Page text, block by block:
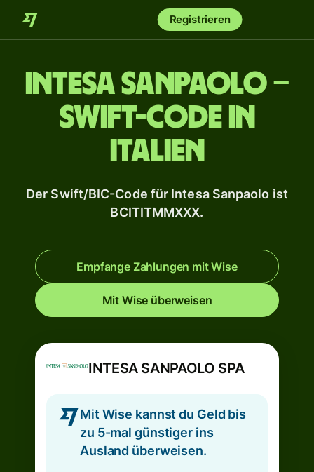
Registrieren
Intesa Sanpaolo –
Swift-Code in
Italien
Der Swift/BIC-Code für Intesa Sanpaolo ist
BCITITMMXXX.
Empfange Zahlungen mit Wise
Mit Wise überweisen
INTESA SANPAOLO SPA
Mit Wise kannst du Geld bis
zu 5-mal günstiger ins
Ausland überweisen.